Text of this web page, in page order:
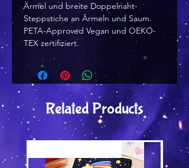
Ärmel und breite Doppelnaht-
Steppstiche an Ärmeln und Saum.
PETA-Approved Vegan und OEKO-
TEX zertifiziert.
Related Products